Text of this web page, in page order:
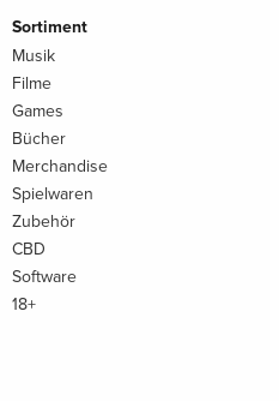
Sortiment
Musik
Filme
Games
Bücher
Merchandise
Spielwaren
Zubehör
CBD
Software
18+